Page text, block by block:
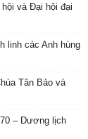
và Đại hội đại
linh các Anh hùng
Tân Bảo và
– Dương lịch